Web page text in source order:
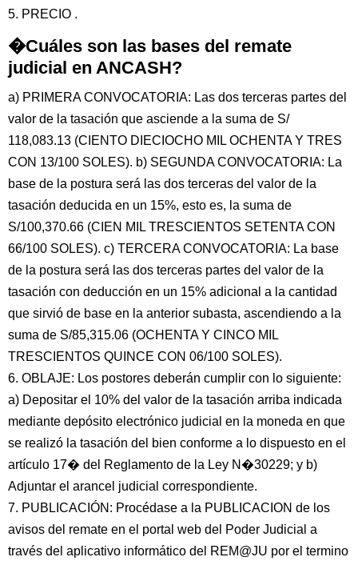
5. PRECIO .
�Cuáles son las bases del remate
judicial en ANCASH?
a) PRIMERA CONVOCATORIA: Las dos terceras partes del
valor de la tasación que asciende a la suma de S/
118,083.13 (CIENTO DIECIOCHO MIL OCHENTA Y TRES
CON 13/100 SOLES). b) SEGUNDA CONVOCATORIA: La
base de la postura será las dos terceras del valor de la
tasación deducida en un 15%, esto es, la suma de
S/100,370.66 (CIEN MIL TRESCIENTOS SETENTA CON
66/100 SOLES). c) TERCERA CONVOCATORIA: La base
de la postura será las dos terceras partes del valor de la
tasación con deducción en un 15% adicional a la cantidad
que sirvió de base en la anterior subasta, ascendiendo a la
suma de S/85,315.06 (OCHENTA Y CINCO MIL
TRESCIENTOS QUINCE CON 06/100 SOLES).
6. OBLAJE: Los postores deberán cumplir con lo siguiente:
a) Depositar el 10% del valor de la tasación arriba indicada
mediante depósito electrónico judicial en la moneda en que
se realizó la tasación del bien conforme a lo dispuesto en el
artículo 17� del Reglamento de la Ley N�30229; y b)
Adjuntar el arancel judicial correspondiente.
7. PUBLICACIÓN: Procédase a la PUBLICACION de los
avisos del remate en el portal web del Poder Judicial a
través del aplicativo informático del REM@JU por el termino